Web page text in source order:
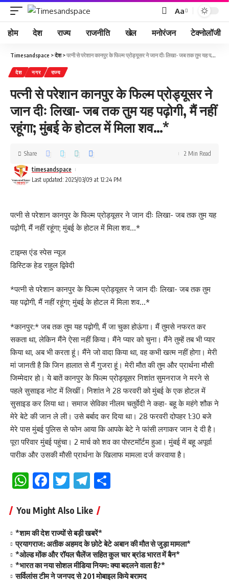
Aa
होम देश राज्य राजनीति खेल मनोरंजन टेक्नोलॉजी
Timesandspace >देश>पत्नी से परेशान कानपुर के फिल्म प्रोड्यूसर ने जान दीः लिखा- जब तक तुम यह पढ़ोगी, मैं नहीं रहूंगा; मुंबई के होटल में मिला शव…*
देश नगर राज्य
पत्नी से परेशान कानपुर के फिल्म प्रोड्यूसर ने
जान दीः लिखा- जब तक तुम यह पढ़ोगी, मैं नहीं
रहूंगा; मुंबई के होटल में मिला शव…*
Last updated: 2025/03/09 at 12:24 PM
timesandspace
Share 2 Min Read
पत्नी से परेशान कानपुर के फिल्म प्रोड्यूसर ने जान दीः लिखा- जब तक तुम यह
पढ़ोगी, मैं नहीं रहूंगा; मुंबई के होटल में मिला शव…*
टाइम्स एंड स्पेस न्यूज
डिस्टिक हेड राहुल द्विवेदी
*पत्नी से परेशान कानपुर के फिल्म प्रोड्यूसर ने जान दीः लिखा- जब तक तुम
यह पढ़ोगी, मैं नहीं रहूंगा; मुंबई के होटल में मिला शव…*
*कानपुर:* जब तक तुम यह पढ़ोगी, मैं जा चुका होऊंगा। मैं तुमसे नफरत कर
सकता था, लेकिन मैंने ऐसा नहीं किया। मैंने प्यार को चुना। मैंने तुम्हें तब भी प्यार
किया था, अब भी करता हूं। मैंने जो वादा किया था, वह कभी खत्म नहीं होगा। मेरी
मां जानती है कि जिन हालात से मैं गुजरा हूं। मेरी मौत की तुम और प्रार्थना मौसी
जिम्मेदार हो। ये बातें कानपुर के फिल्म प्रोड्यूसर निशांत सुमनराज ने मरने से
पहले सुसाइड नोट में लिखीं। निशांत ने 28 फरवरी को मुंबई के एक होटल में
सुसाइड कर लिया था। समाज सेविका नीलम चतुर्वेदी ने कहा- बहू के महंगे शौक ने
मेरे बेटे की जान ले ली। उसे बर्बाद कर दिया था। 28 फरवरी दोपहर 1:30 बजे
मेरे पास मुंबई पुलिस से फोन आया कि आपके बेटे ने फांसी लगाकर जान दे दी है।
पूरा परिवार मुंबई पहुंचा। 2 मार्च को शव का पोस्टमॉर्टम हुआ। मुंबई में बहू अपूर्वा
पारीक और उसकी मौसी प्रार्थना के खिलाफ मामला दर्ज करवाया है।
WhatsApp
Facebook
TwitterTelegram
You Might Also Like
*शाम की देश राज्यों से बड़ी खबरें*
प्रयागराज: अतीक अहमद के छोटे बेटे अबान की मौत से जुड़ा मामला*
*ओल्ड मोंक और रॉयल चैलेंज सहित कुल चार ब्रांड भारत में बैन*
*भारत का नया सोशल मीडिया नियम: क्या बदलने वाला है?*
सर्विलांस टीम ने जनपद से 201 मोबाइल किये बरामद